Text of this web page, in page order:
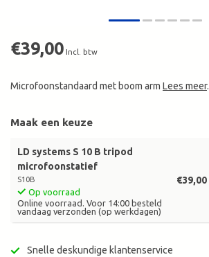
€39,00 Incl. btw
Microfoonstandaard met boom arm Lees meer.
Maak een keuze
LD systems S 10 B tripod
microfoonstatief
S10B
Op voorraad
Online voorraad. Voor 14:00 besteld
vandaag verzonden (op werkdagen)
€39,00
Snelle deskundige klantenservice